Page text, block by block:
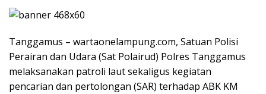
Tanggamus – wartaonelampung.com, Satuan Polisi
Perairan dan Udara (Sat Polairud) Polres Tanggamus
melaksanakan patroli laut sekaligus kegiatan
pencarian dan pertolongan (SAR) terhadap ABK KM